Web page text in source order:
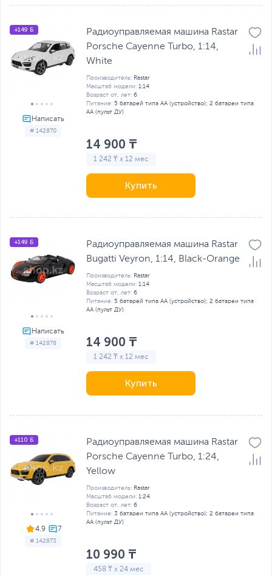
# 142870
+149 Б
Радиоуправляемая машина Rastar
Porsche Cayenne Turbo, 1:14,
White
Производитель: Rastar
Масштаб модели: 1:14
Возраст от, лет: 6
Питание: 5 батарей типа AA (устройство); 2 батареи типа
AA (пульт ДУ)
14 900 ₸
1 242 ₸ x 12 мес
Купить
# 142878
+149 Б
Радиоуправляемая машина Rastar
Bugatti Veyron, 1:14, Black-Orange
Производитель: Rastar
Масштаб модели: 1:14
Возраст от, лет: 6
Питание: 5 батарей типа AA (устройство); 2 батареи типа
AA (пульт ДУ)
14 900 ₸
1 242 ₸ x 12 мес
Купить
4.9
# 142873
+110 Б
Радиоуправляемая машина Rastar
Porsche Cayenne Turbo, 1:24,
Yellow
Производитель: Rastar
Масштаб модели: 1:24
Возраст от, лет: 6
Питание: 3 батареи типа AA (устройство); 2 батареи типа
AA (пульт ДУ)
10 990 ₸
458 ₸ x 24 мес